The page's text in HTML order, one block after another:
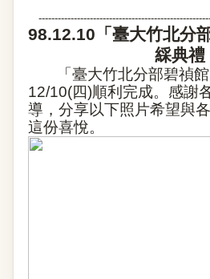
98.12.10 「臺大竹北分
綵典禮
「臺大竹北分部碧禎
12/10(四)順利完成。感謝
導，分享以下照片希望與
這份喜悅。